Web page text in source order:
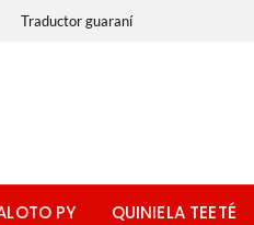
Traductor guaraní
PY QUINIELA TEETÉ